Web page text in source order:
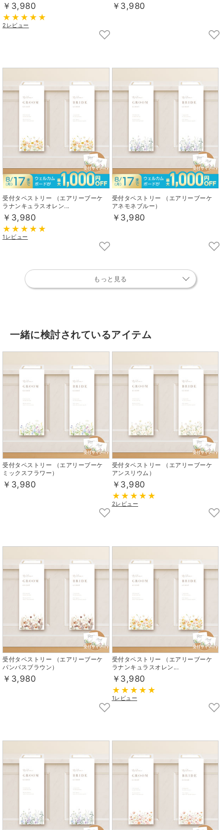
￥3,980
2レビュー
￥3,980
受付タペストリー （エアリーブーケ
ラナンキュラスオレン...
￥3,980
1レビュー
受付タペストリー （エアリーブーケ
アネモネブルー）
￥3,980
もっと見る
一緒に検討されているアイテム
受付タペストリー （エアリーブーケ
ミックスフラワー）
￥3,980
受付タペストリー （エアリーブーケ
アンスリウム）
￥3,980
2レビュー
受付タペストリー （エアリーブーケ
パンパスブラウン）
￥3,980
受付タペストリー （エアリーブーケ
ラナンキュラスオレン...
￥3,980
1レビュー